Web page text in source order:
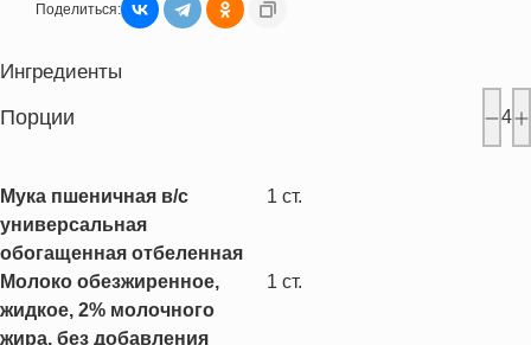
Поделиться:
Ингредиенты
Порции 4
Мука пшеничная в/с
универсальная
обогащенная отбеленная
1 ст.
Молоко обезжиренное,
жидкое, 2% молочного
жира, без добавления
1 ст.